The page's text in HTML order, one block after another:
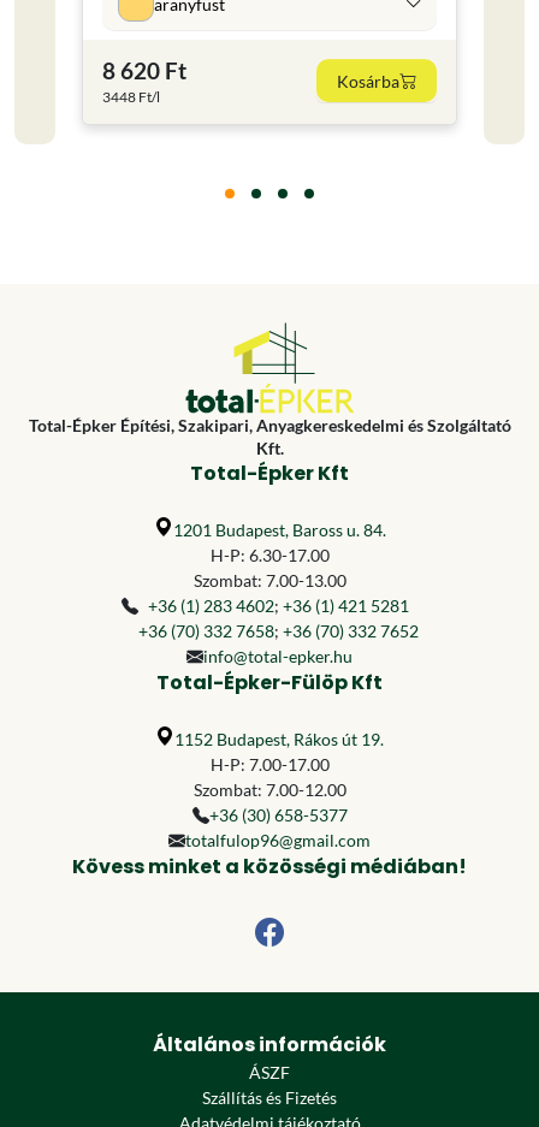
8 620 Ft
3448 Ft/l
Kosárba
Total-Épker Építési, Szakipari, Anyagkereskedelmi és Szolgáltató
Kft.
Total-Épker Kft
1201 Budapest, Baross u. 84.
H-P: 6.30-17.00
Szombat: 7.00-13.00
+36 (1) 283 4602; +36 (1) 421 5281
+36 (70) 332 7658; +36 (70) 332 7652
info@total-epker.hu
Total-Épker-Fülöp Kft
1152 Budapest, Rákos út 19.
H-P: 7.00-17.00
Szombat: 7.00-12.00
+36 (30) 658-5377
totalfulop96@gmail.com
Kövess minket a közösségi médiában!
Általános információk
ÁSZF
Szállítás és Fizetés
Adatvédelmi tájékoztató